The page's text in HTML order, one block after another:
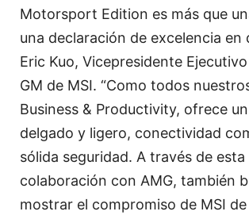
Motorsport Edition es más que
una declaración de excelencia en
Eric Kuo, Vicepresidente
GM de MSI. “Como todos
Business & Productivity, ofrece
delgado y ligero, conectividad
sólida seguridad. A través de esta
colaboración con AMG, también
mostrar el compromiso de MSI